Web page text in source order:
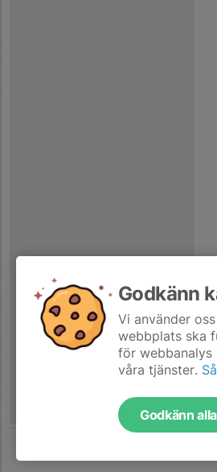
Godkänn
Vi använder
webbplats ska
för
våra tjänster.
Godkänn